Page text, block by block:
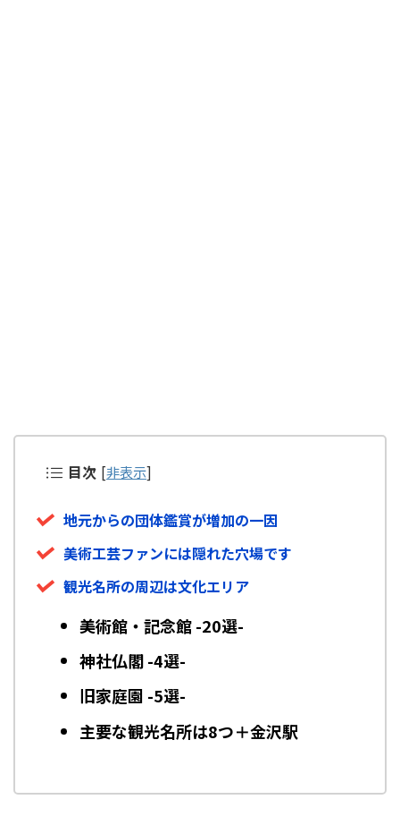
目次 [非表示]
地元からの団体鑑賞が増加の一因
美術工芸ファンには隠れた穴場です
観光名所の周辺は文化エリア
美術館・記念館 -20選-
神社仏閣 -4選-
旧家庭園 -5選-
主要な観光名所は8つ＋金沢駅